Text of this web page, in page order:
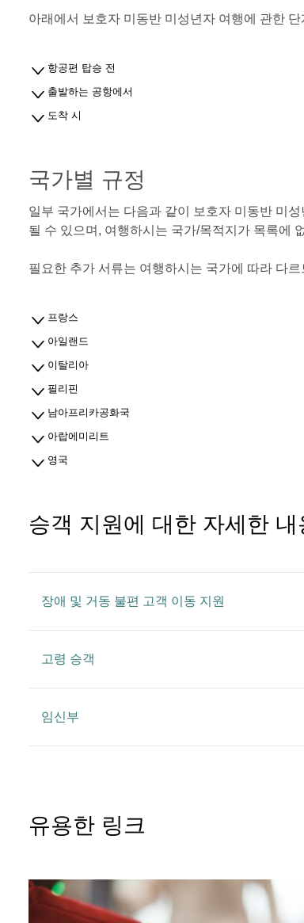
아래에서 보호자 미동반 미성년자 여행에 관한
항공편 탑승 전
출발하는 공항에서
도착 시
국가별 규정
일부 국가에서는 다음과 같이 보호자 미동반 미
될 수 있으며, 여행하시는 국가/목적지가 목록에
필요한 추가 서류는 여행하시는 국가에 따라 다
프랑스
아일랜드
이탈리아
필리핀
남아프리카공화국
아랍에미리트
영국
승객 지원에 대한 자세한 내
장애 및 거동 불편 고객 이동 지원
고령 승객
임신부
유용한 링크